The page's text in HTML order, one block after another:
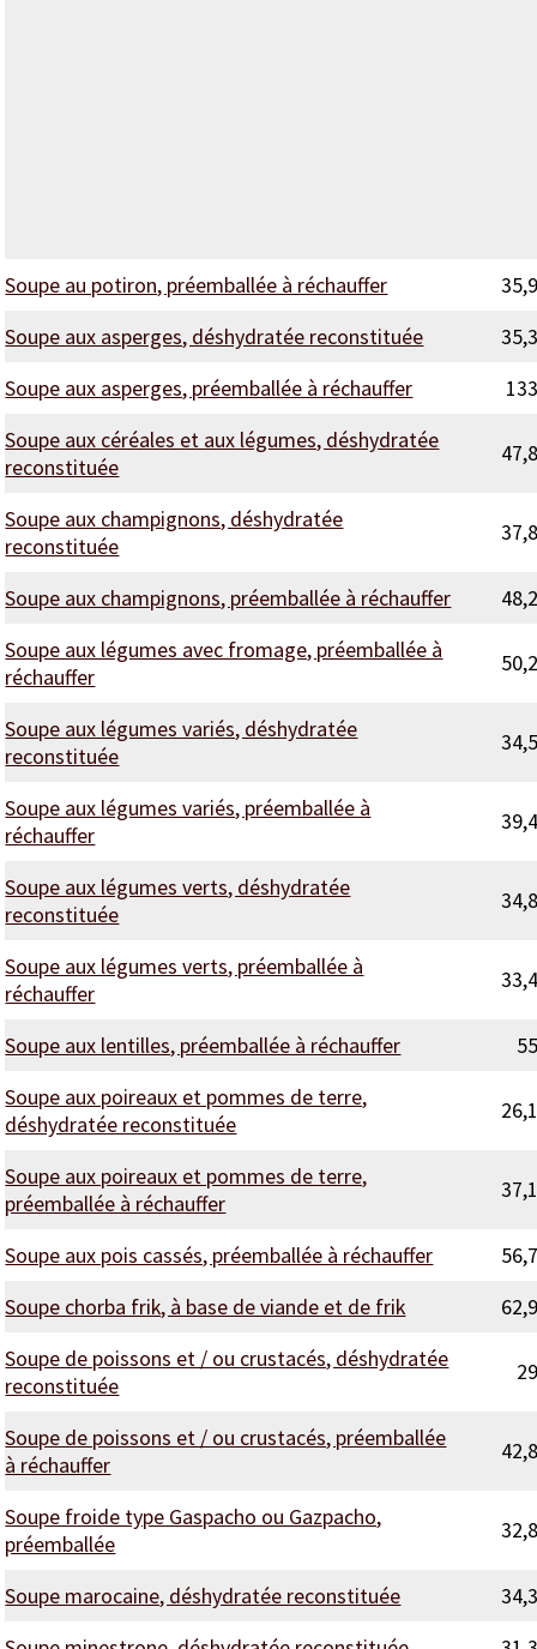
Soupe au potiron, préemballée à réchauffer
35,9
Soupe aux asperges, déshydratée reconstituée
35,3
Soupe aux asperges, préemballée à réchauffer
133
Soupe aux céréales et aux légumes, déshydratée
reconstituée
47,8
Soupe aux champignons, déshydratée
reconstituée
37,8
Soupe aux champignons, préemballée à réchauffer
48,2
Soupe aux légumes avec fromage, préemballée à
réchauffer
50,2
Soupe aux légumes variés, déshydratée
reconstituée
34,5
Soupe aux légumes variés, préemballée à
réchauffer
39,4
Soupe aux légumes verts, déshydratée
reconstituée
34,8
Soupe aux légumes verts, préemballée à
réchauffer
33,4
Soupe aux lentilles, préemballée à réchauffer
55
Soupe aux poireaux et pommes de terre,
déshydratée reconstituée
26,1
Soupe aux poireaux et pommes de terre,
préemballée à réchauffer
37,1
Soupe aux pois cassés, préemballée à réchauffer
56,7
Soupe chorba frik, à base de viande et de frik
62,9
Soupe de poissons et / ou crustacés, déshydratée
reconstituée
29
Soupe de poissons et / ou crustacés, préemballée
à réchauffer
42,8
Soupe froide type Gaspacho ou Gazpacho,
préemballée
32,8
Soupe marocaine, déshydratée reconstituée
34,3